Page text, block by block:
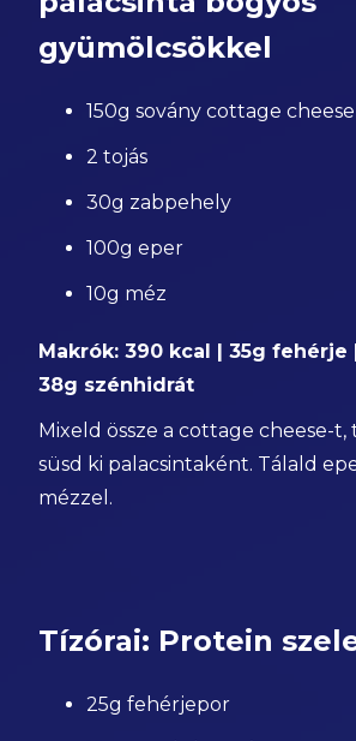
gyümölcsökkel
150g sovány cottage cheese
2 tojás
30g zabpehely
100g eper
10g méz
Makrók: 390 kcal | 35g fehérje
38g szénhidrát
Mixeld össze a cottage cheese-t,
süsd ki palacsintaként. Tálald
mézzel.
Tízórai: Protein
25g fehérjepor